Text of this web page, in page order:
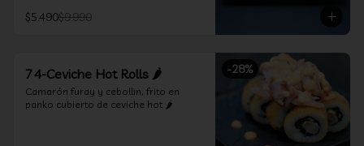
$5.490$9.990
-28%
74-Ceviche Hot Rolls 🌶️
Camarón furay y cebollin, frito en
panko cubierto de ceviche hot 🌶️